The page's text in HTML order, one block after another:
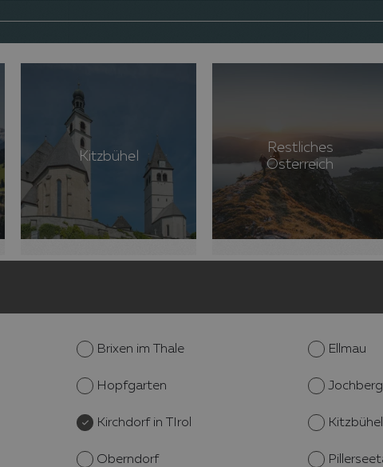
Kitzbühel
Restliches
Österreich
Brixen im Thale Ellmau
Hopfgarten Jochberg
Kirchdorf in TIrol Kitzbühel
Oberndorf